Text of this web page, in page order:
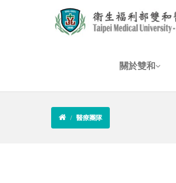
關於雙和
醫療團隊